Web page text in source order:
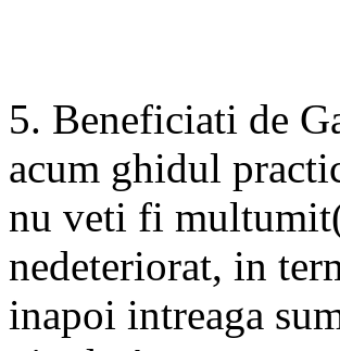
5. Beneficiati de
acum ghidul
nu veti fi
nedeteriorat, in
inapoi intreaga